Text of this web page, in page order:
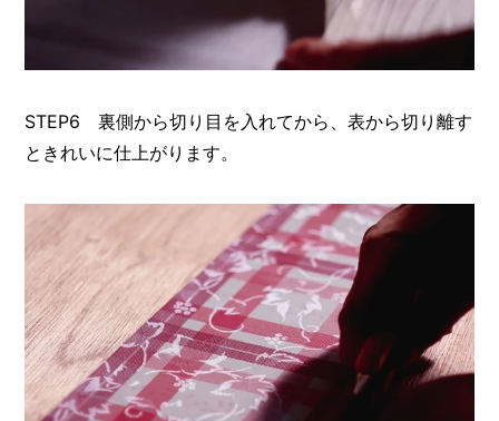
STEP6 裏側から切り目を入れてから、表から切り離す
ときれいに仕上がります。